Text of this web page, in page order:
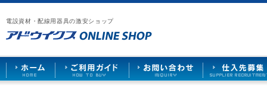
電設資材・配線用器具の激安ショップ
漏
電
ブ
レ
ー
カ
ー
や
照
ア
ウ
イ
ス
HOME
ご
用
ガ
ド
お
い
合
せ
仕
先
募